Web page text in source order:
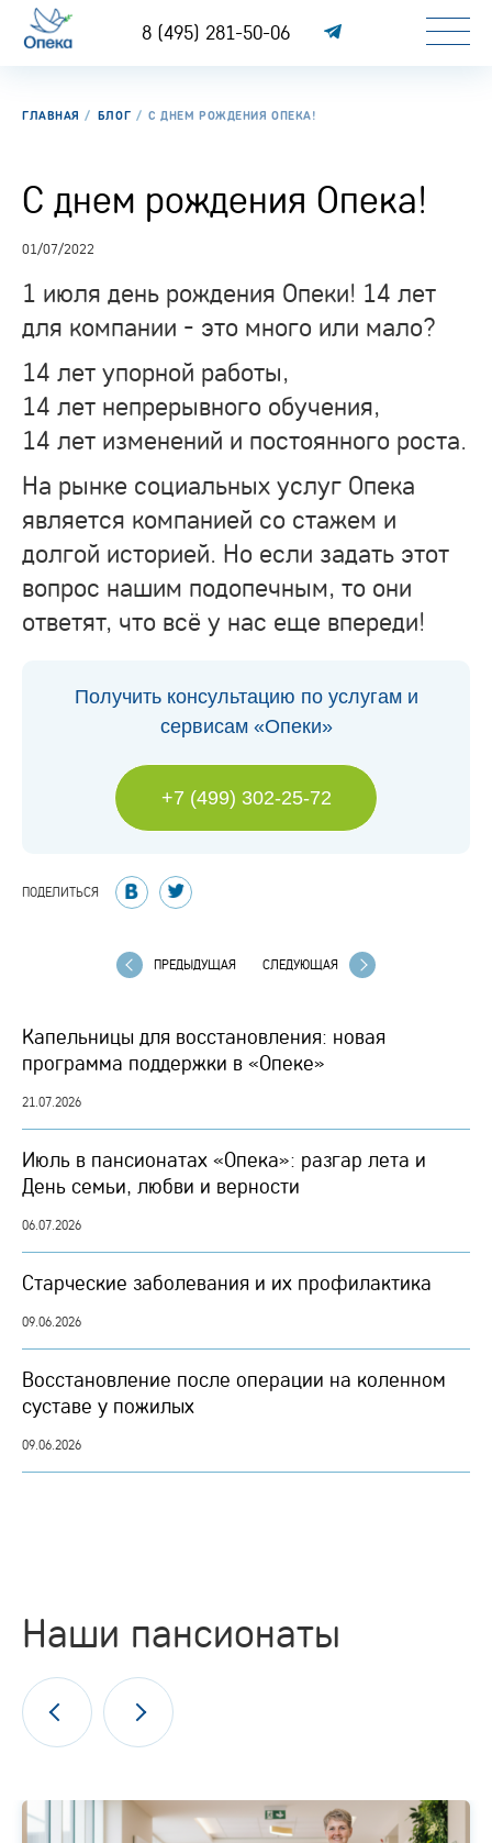
8 (495) 281-50-06
ГЛАВНАЯ БЛОГ С ДНЕМ РОЖДЕНИЯ ОПЕКА!
С днем рождения Опека!
01/07/2022
1 июля день рождения Опеки! 14 лет
для компании - это много или мало?
14 лет упорной работы,
14 лет непрерывного обучения,
14 лет изменений и постоянного роста.
На рынке социальных услуг Опека
является компанией со стажем и
долгой историей. Но если задать этот
вопрос нашим подопечным, то они
ответят, что всё у нас еще впереди!
Получить консультацию по услугам и
сервисам «Опеки»
+7 (499) 302-25-72
ПОДЕЛИТЬСЯ
ПРЕДЫДУЩАЯ СЛЕДУЮЩАЯ
Капельницы для восстановления: новая
программа поддержки в «Опеке»
21.07.2026
Июль в пансионатах «Опека»: разгар лета и
День семьи, любви и верности
06.07.2026
Старческие заболевания и их профилактика
09.06.2026
Восстановление после операции на коленном
суставе у пожилых
09.06.2026
Наши пансионаты